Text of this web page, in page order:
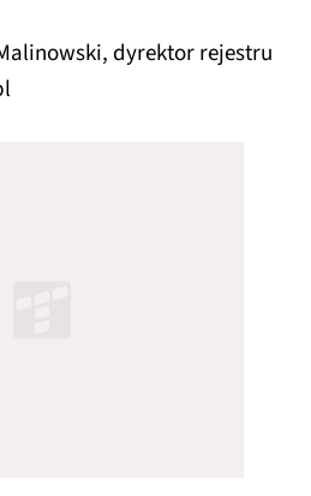
dyrektor rejestru